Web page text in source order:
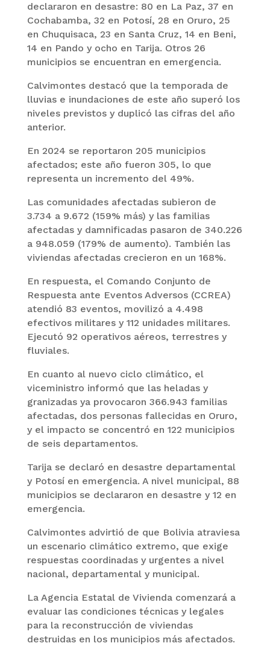
declararon en desastre: 80 en La Paz, 37 en
Cochabamba, 32 en Potosí, 28 en Oruro, 25
en Chuquisaca, 23 en Santa Cruz, 14 en Beni,
14 en Pando y ocho en Tarija. Otros 26
municipios se encuentran en emergencia.
Calvimontes destacó que la temporada de
lluvias e inundaciones de este año superó los
niveles previstos y duplicó las cifras del año
anterior.
En 2024 se reportaron 205 municipios
afectados; este año fueron 305, lo que
representa un incremento del 49%.
Las comunidades afectadas subieron de
3.734 a 9.672 (159% más) y las familias
afectadas y damnificadas pasaron de 340.226
a 948.059 (179% de aumento). También las
viviendas afectadas crecieron en un 168%.
En respuesta, el Comando Conjunto de
Respuesta ante Eventos Adversos (CCREA)
atendió 83 eventos, movilizó a 4.498
efectivos militares y 112 unidades militares.
Ejecutó 92 operativos aéreos, terrestres y
fluviales.
En cuanto al nuevo ciclo climático, el
viceministro informó que las heladas y
granizadas ya provocaron 366.943 familias
afectadas, dos personas fallecidas en Oruro,
y el impacto se concentró en 122 municipios
de seis departamentos.
Tarija se declaró en desastre departamental
y Potosí en emergencia. A nivel municipal, 88
municipios se declararon en desastre y 12 en
emergencia.
Calvimontes advirtió de que Bolivia atraviesa
un escenario climático extremo, que exige
respuestas coordinadas y urgentes a nivel
nacional, departamental y municipal.
La Agencia Estatal de Vivienda comenzará a
evaluar las condiciones técnicas y legales
para la reconstrucción de viviendas
destruidas en los municipios más afectados.